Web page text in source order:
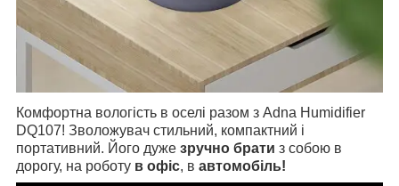
Комфортна вологість в оселі разом з Adna Humidifier
DQ107! Зволожувач стильний, компактний і
портативний. Його дуже зручно брати з собою в
дорогу, на роботу в офіс, в автомобіль!